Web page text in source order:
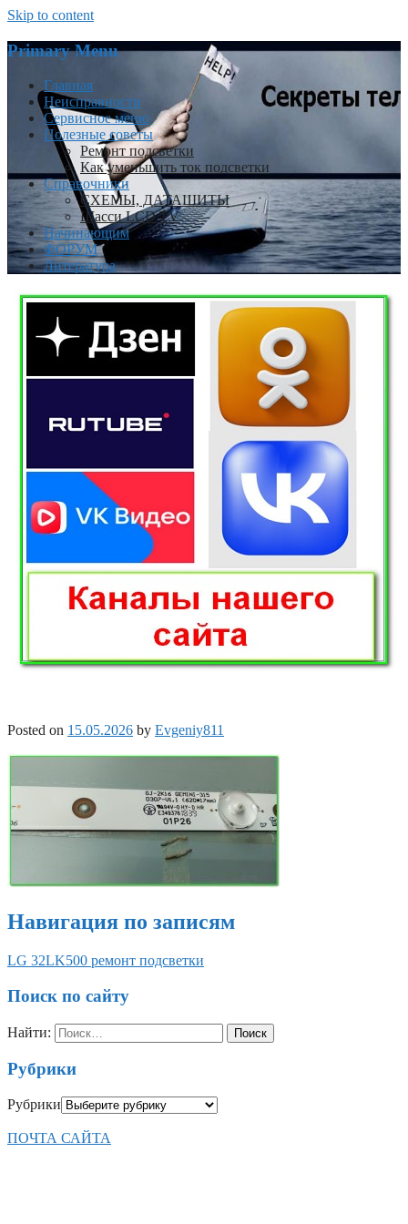
Skip to content
Primary Menu
Главная
Неисправности
Сервисное меню
Полезные советы
Ремонт подсветки
Как уменьшить ток подсветки
Справочники
СХЕМЫ, ДАТАШИТЫ
Шасси LCD TV
Начинающим
ФОРУМ
Литература
Posted on 15.05.2026 by Evgeniy811
Навигация по записям
LG 32LK500 ремонт подсветки
Поиск по сайту
Найти:
Рубрики
Рубрики
ПОЧТА САЙТА